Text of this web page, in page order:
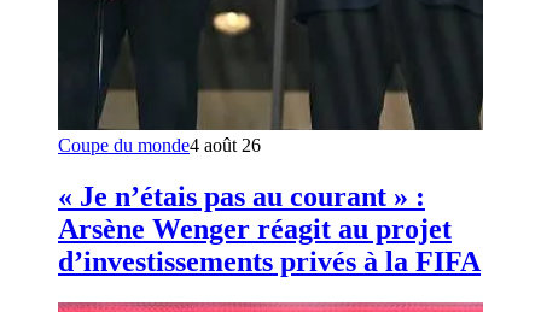
Coupe du monde4 août 26
« Je n’étais pas au courant » :
Arsène Wenger réagit au projet
d’investissements privés à la FIFA